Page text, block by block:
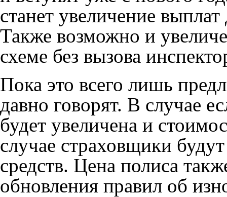
станет увеличение
Также возможно и
схеме без вызова
Пока это всего лишь
давно говорят. В случае
будет увеличена и
случае страховщики
средств. Цена полиса
обновления правил об